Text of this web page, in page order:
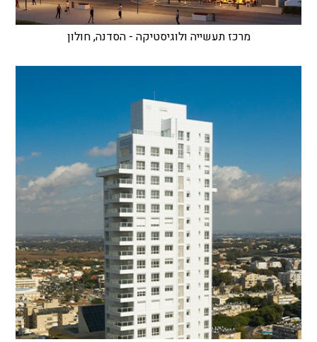
מרכז תעשייה ולוגיסטיקה - הסדנה, חולון